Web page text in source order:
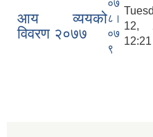
आय व्ययको
विवरण २०७७
०७
८।
०७
९
12,
12:21